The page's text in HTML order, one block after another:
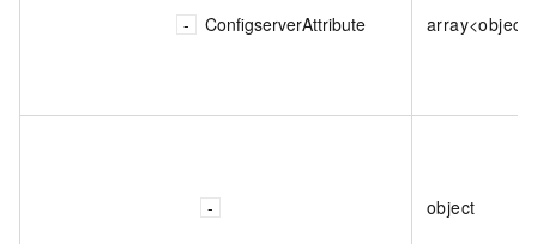
ConfigserverAttribute array<object>
object